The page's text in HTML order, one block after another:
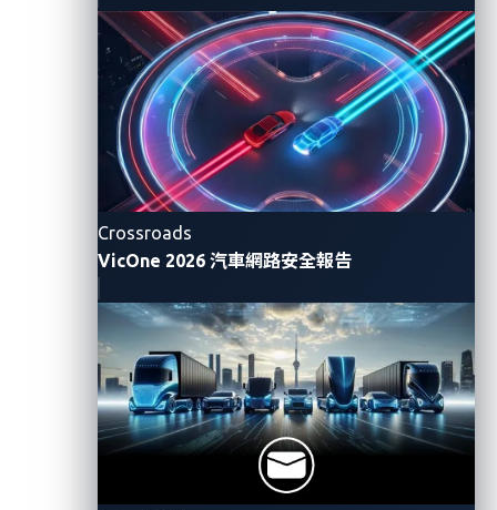
Crossroads
VicOne 2026 汽車網路安全報告
人攻擊 (MitM) 這些潛在風險。
值得慶幸的是，我們今天知道的大多數威脅和安全漏洞
都是由研究人員負責任地將其披露。但是，如果不仔細
檢視其供應鏈，就無法完整地討論聯網汽車的安全性，
因為攻擊已經成為現實。目前的汽車供應鏈生態系統似
乎還沒有足夠的專業知識或能力來保護自己免於潛在的
網路攻擊風險。
漏洞管理的漏網之魚
這些現實世界的攻擊以及威脅研究僅意味著一件事：光
靠漏洞管理並不足以完全減輕汽車軟體供應鏈中的風
如圖 1 所示，聯網汽車是供應鏈中已經存在風險的一部
分了。 勒索軟體攻擊顯示了網路犯罪分子如何將目光投